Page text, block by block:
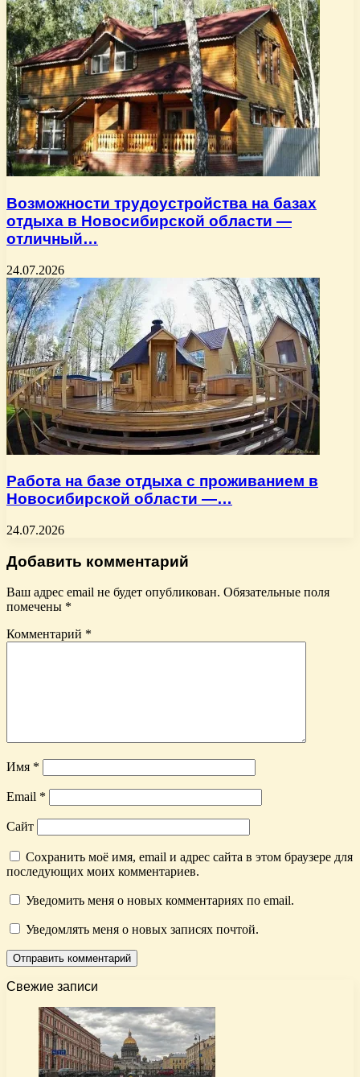
Возможности трудоустройства на базах
отдыха в Новосибирской области —
отличный…
24.07.2026
Работа на базе отдыха с проживанием в
Новосибирской области —…
24.07.2026
Добавить комментарий
Ваш адрес email не будет опубликован. Обязательные поля
помечены *
Комментарий *
Имя *
Email *
Сайт
Сохранить моё имя, email и адрес сайта в этом браузере для
последующих моих комментариев.
Уведомить меня о новых комментариях по email.
Уведомлять меня о новых записях почтой.
Свежие записи